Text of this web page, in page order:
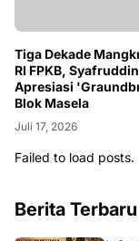
Tiga Dekade
RI FPKB, Syafruddin
Apresiasi
Blok Masela
Juli 17, 2026
Failed to load posts.
Berita Terbaru